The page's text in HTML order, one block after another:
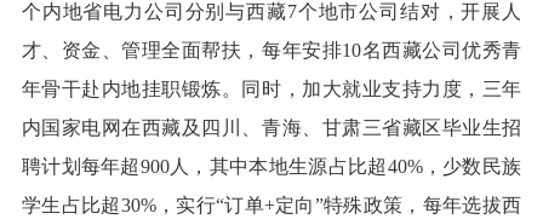
个内地省电力公司分别与西藏7个地市公司结对，开展人
才、资金、管理全面帮扶，每年安排10名西藏公司优秀青
年骨干赴内地挂职锻炼。同时，加大就业支持力度，三年
内国家电网在西藏及四川、青海、甘肃三省藏区毕业生招
聘计划每年超900人，其中本地生源占比超40%，少数民族
学生占比超30%，实行“订单+定向”特殊政策，每年选拔西